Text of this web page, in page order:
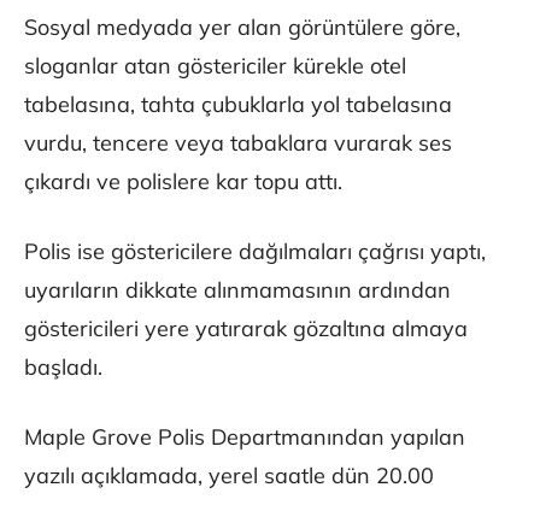
Sosyal medyada yer alan görüntülere göre,
sloganlar atan göstericiler kürekle otel
tabelasına, tahta çubuklarla yol tabelasına
vurdu, tencere veya tabaklara vurarak ses
çıkardı ve polislere kar topu attı.
Polis ise göstericilere dağılmaları çağrısı yaptı,
uyarıların dikkate alınmamasının ardından
göstericileri yere yatırarak gözaltına almaya
başladı.
Maple Grove Polis Departmanından yapılan
yazılı açıklamada, yerel saatle dün 20.00